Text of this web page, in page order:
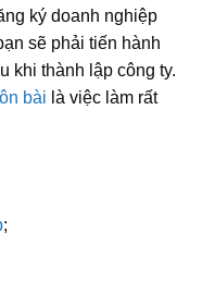
ký doanh nghiệp
sẽ phải tiến hành
khi thành lập công ty.
bài là việc làm rất
;